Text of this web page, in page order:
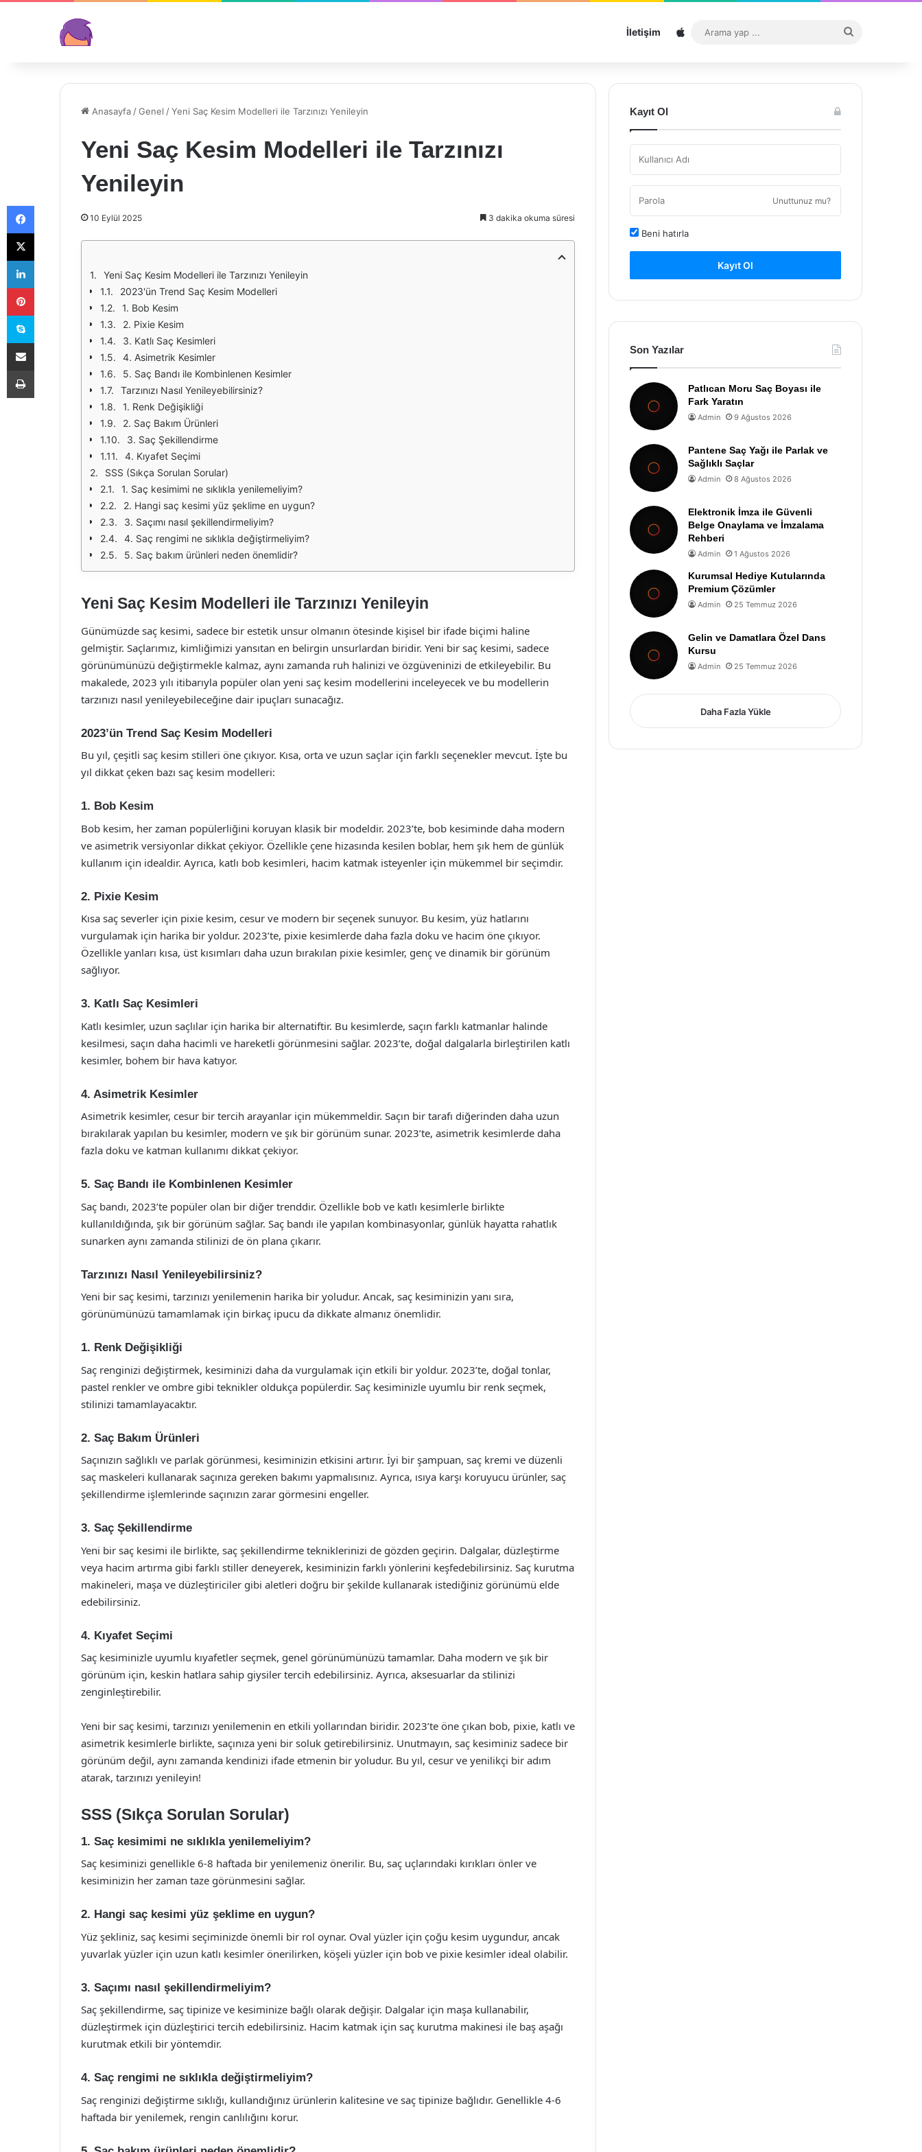
İletişim Sitemap
...
Anasayfa /Genel /Yeni Saç Kesim Modelleri ile Tarzınızı Yenileyin
Yeni Saç Kesim Modelleri ile Tarzınızı
Yenileyin
10 Eylül 2025 3 dakika okuma süresi
Yeni Saç Kesim Modelleri ile Tarzınızı Yenileyin
2023'ün Trend Saç Kesim Modelleri
1. Bob Kesim
2. Pixie Kesim
3. Katlı Saç Kesimleri
4. Asimetrik Kesimler
5. Saç Bandı ile Kombinlenen Kesimler
Tarzınızı Nasıl Yenileyebilirsiniz?
1. Renk Değişikliği
2. Saç Bakım Ürünleri
3. Saç Şekillendirme
4. Kıyafet Seçimi
SSS (Sıkça Sorulan Sorular)
1. Saç kesimimi ne sıklıkla yenilemeliyim?
2. Hangi saç kesimi yüz şeklime en uygun?
3. Saçımı nasıl şekillendirmeliyim?
4. Saç rengimi ne sıklıkla değiştirmeliyim?
5. Saç bakım ürünleri neden önemlidir?
Yeni Saç Kesim Modelleri ile Tarzınızı Yenileyin
Günümüzde saç kesimi, sadece bir estetik unsur olmanın ötesinde kişisel bir ifade biçimi haline
gelmiştir. Saçlarımız, kimliğimizi yansıtan en belirgin unsurlardan biridir. Yeni bir saç kesimi, sadece
görünümünüzü değiştirmekle kalmaz, aynı zamanda ruh halinizi ve özgüveninizi de etkileyebilir. Bu
makalede, 2023 yılı itibarıyla popüler olan yeni saç kesim modellerini inceleyecek ve bu modellerin
tarzınızı nasıl yenileyebileceğine dair ipuçları sunacağız.
2023’ün Trend Saç Kesim Modelleri
Bu yıl, çeşitli saç kesim stilleri öne çıkıyor. Kısa, orta ve uzun saçlar için farklı seçenekler mevcut. İşte bu
yıl dikkat çeken bazı saç kesim modelleri:
1. Bob Kesim
Bob kesim, her zaman popülerliğini koruyan klasik bir modeldir. 2023’te, bob kesiminde daha modern
ve asimetrik versiyonlar dikkat çekiyor. Özellikle çene hizasında kesilen boblar, hem şık hem de günlük
kullanım için idealdir. Ayrıca, katlı bob kesimleri, hacim katmak isteyenler için mükemmel bir seçimdir.
2. Pixie Kesim
Kısa saç severler için pixie kesim, cesur ve modern bir seçenek sunuyor. Bu kesim, yüz hatlarını
vurgulamak için harika bir yoldur. 2023’te, pixie kesimlerde daha fazla doku ve hacim öne çıkıyor.
Özellikle yanları kısa, üst kısımları daha uzun bırakılan pixie kesimler, genç ve dinamik bir görünüm
sağlıyor.
3. Katlı Saç Kesimleri
Katlı kesimler, uzun saçlılar için harika bir alternatiftir. Bu kesimlerde, saçın farklı katmanlar halinde
kesilmesi, saçın daha hacimli ve hareketli görünmesini sağlar. 2023’te, doğal dalgalarla birleştirilen katlı
kesimler, bohem bir hava katıyor.
4. Asimetrik Kesimler
Asimetrik kesimler, cesur bir tercih arayanlar için mükemmeldir. Saçın bir tarafı diğerinden daha uzun
bırakılarak yapılan bu kesimler, modern ve şık bir görünüm sunar. 2023’te, asimetrik kesimlerde daha
fazla doku ve katman kullanımı dikkat çekiyor.
5. Saç Bandı ile Kombinlenen Kesimler
Saç bandı, 2023’te popüler olan bir diğer trenddir. Özellikle bob ve katlı kesimlerle birlikte
kullanıldığında, şık bir görünüm sağlar. Saç bandı ile yapılan kombinasyonlar, günlük hayatta rahatlık
sunarken aynı zamanda stilinizi de ön plana çıkarır.
Tarzınızı Nasıl Yenileyebilirsiniz?
Yeni bir saç kesimi, tarzınızı yenilemenin harika bir yoludur. Ancak, saç kesiminizin yanı sıra,
görünümünüzü tamamlamak için birkaç ipucu da dikkate almanız önemlidir.
1. Renk Değişikliği
Saç renginizi değiştirmek, kesiminizi daha da vurgulamak için etkili bir yoldur. 2023’te, doğal tonlar,
pastel renkler ve ombre gibi teknikler oldukça popülerdir. Saç kesiminizle uyumlu bir renk seçmek,
stilinizi tamamlayacaktır.
2. Saç Bakım Ürünleri
Saçınızın sağlıklı ve parlak görünmesi, kesiminizin etkisini artırır. İyi bir şampuan, saç kremi ve düzenli
saç maskeleri kullanarak saçınıza gereken bakımı yapmalısınız. Ayrıca, ısıya karşı koruyucu ürünler, saç
şekillendirme işlemlerinde saçınızın zarar görmesini engeller.
3. Saç Şekillendirme
Yeni bir saç kesimi ile birlikte, saç şekillendirme tekniklerinizi de gözden geçirin. Dalgalar, düzleştirme
veya hacim artırma gibi farklı stiller deneyerek, kesiminizin farklı yönlerini keşfedebilirsiniz. Saç kurutma
makineleri, maşa ve düzleştiriciler gibi aletleri doğru bir şekilde kullanarak istediğiniz görünümü elde
edebilirsiniz.
4. Kıyafet Seçimi
Saç kesiminizle uyumlu kıyafetler seçmek, genel görünümünüzü tamamlar. Daha modern ve şık bir
görünüm için, keskin hatlara sahip giysiler tercih edebilirsiniz. Ayrıca, aksesuarlar da stilinizi
zenginleştirebilir.
Yeni bir saç kesimi, tarzınızı yenilemenin en etkili yollarından biridir. 2023’te öne çıkan bob, pixie, katlı ve
asimetrik kesimlerle birlikte, saçınıza yeni bir soluk getirebilirsiniz. Unutmayın, saç kesiminiz sadece bir
görünüm değil, aynı zamanda kendinizi ifade etmenin bir yoludur. Bu yıl, cesur ve yenilikçi bir adım
atarak, tarzınızı yenileyin!
SSS (Sıkça Sorulan Sorular)
1. Saç kesimimi ne sıklıkla yenilemeliyim?
Saç kesiminizi genellikle 6-8 haftada bir yenilemeniz önerilir. Bu, saç uçlarındaki kırıkları önler ve
kesiminizin her zaman taze görünmesini sağlar.
2. Hangi saç kesimi yüz şeklime en uygun?
Yüz şekliniz, saç kesimi seçiminizde önemli bir rol oynar. Oval yüzler için çoğu kesim uygundur, ancak
yuvarlak yüzler için uzun katlı kesimler önerilirken, köşeli yüzler için bob ve pixie kesimler ideal olabilir.
3. Saçımı nasıl şekillendirmeliyim?
Saç şekillendirme, saç tipinize ve kesiminize bağlı olarak değişir. Dalgalar için maşa kullanabilir,
düzleştirmek için düzleştirici tercih edebilirsiniz. Hacim katmak için saç kurutma makinesi ile baş aşağı
kurutmak etkili bir yöntemdir.
4. Saç rengimi ne sıklıkla değiştirmeliyim?
Saç renginizi değiştirme sıklığı, kullandığınız ürünlerin kalitesine ve saç tipinize bağlıdır. Genellikle 4-6
haftada bir yenilemek, rengin canlılığını korur.
Kayıt Ol
Unuttunuz mu?
Beni hatırla
Kayıt Ol
Son Yazılar
Patlıcan Moru Saç Boyası ile
Fark Yaratın
Admin 9 Ağustos 2026
Pantene Saç Yağı ile Parlak ve
Sağlıklı Saçlar
Admin 8 Ağustos 2026
Elektronik İmza ile Güvenli
Belge Onaylama ve İmzalama
Rehberi
Admin 1 Ağustos 2026
Kurumsal Hediye Kutularında
Premium Çözümler
Admin 25 Temmuz 2026
Gelin ve Damatlara Özel Dans
Kursu
Admin 25 Temmuz 2026
Daha Fazla Yükle
Facebook
X
LinkedIn
Pinterest
Skype
E-Posta ile paylaş